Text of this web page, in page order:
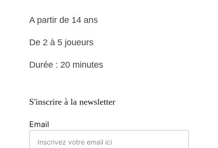
A partir de 14 ans
De 2 à 5 joueurs
Durée : 20 minutes
Email
S'inscrire à la newsletter